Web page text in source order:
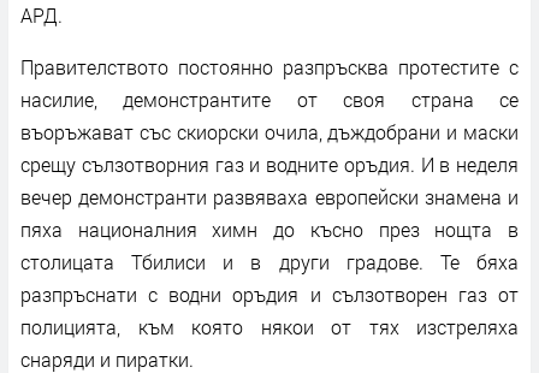
АРД.
Правителството постоянно разпръсква протестите с
насилие, демонстрантите от своя страна се
въоръжават със скиорски очила, дъждобрани и маски
срещу сълзотворния газ и водните оръдия. И в неделя
вечер демонстранти развяваха европейски знамена и
пяха националния химн до късно през нощта в
столицата Тбилиси и в други градове. Те бяха
разпръснати с водни оръдия и сълзотворен газ от
полицията, към която някои от тях изстреляха
снаряди и пиратки.